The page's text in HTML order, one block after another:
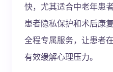
快，尤其适合中老年患
患者隐私保护和术后康
全程专属服务，让患者
有效缓解心理压力。